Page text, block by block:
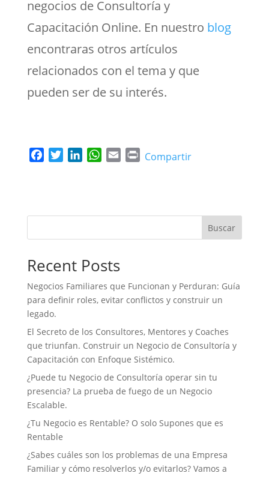
negocios de Consultoría y
Capacitación Online. En nuestro blog
encontraras otros artículos
relacionados con el tema y que
pueden ser de su interés.
b
o
t
r
e
I
W
s
p
l
P
t
Compartir
Buscar
Recent Posts
Negocios Familiares que Funcionan y Perduran: Guía
para definir roles, evitar conflictos y construir un
legado.
El Secreto de los Consultores, Mentores y Coaches
que triunfan. Construir un Negocio de Consultoría y
Capacitación con Enfoque Sistémico.
¿Puede tu Negocio de Consultoría operar sin tu
presencia? La prueba de fuego de un Negocio
Escalable.
¿Tu Negocio es Rentable? O solo Supones que es
Rentable
¿Sabes cuáles son los problemas de una Empresa
Familiar y cómo resolverlos y/o evitarlos? Vamos a